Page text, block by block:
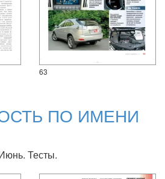
63
ПО ИМЕНИ
Тесты.